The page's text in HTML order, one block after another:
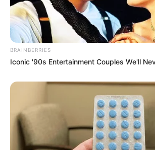
BRAINBERRIES
Iconic '90s Entertainment Couples We'll